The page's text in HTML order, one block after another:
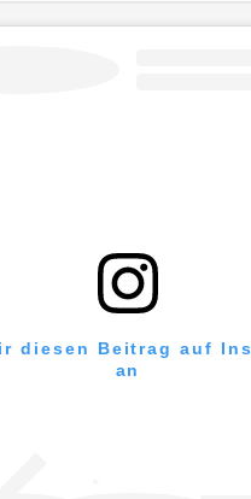
diesen Beitrag auf
an